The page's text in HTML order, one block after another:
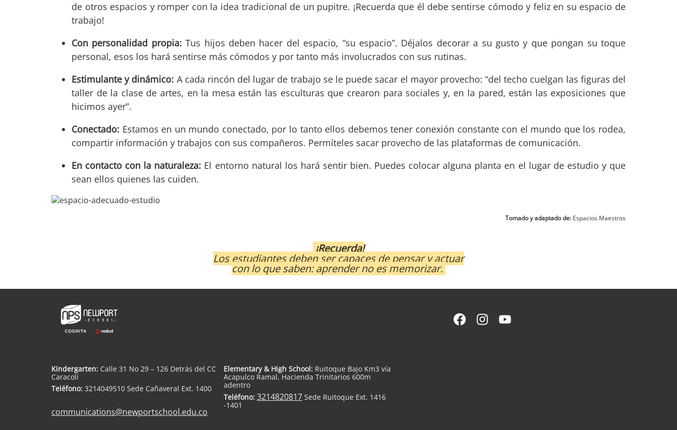
de otros espacios y romper con la idea tradicional de un pupitre. ¡Recuerda que él debe sentirse cómodo y feliz en su espacio de
trabajo!
Con personalidad propia:Tus hijos deben hacer del espacio, “su espacio”. Déjalos decorar a su gusto y que pongan su toque
personal, esos los hará sentirse más cómodos y por tanto más involucrados con sus rutinas.
Estimulante y dinámico: A cada rincón del lugar de trabajo se le puede sacar el mayor provecho: “del techo cuelgan las figuras del
taller de la clase de artes, en la mesa están las esculturas que crearon para sociales y, en la pared, están las exposiciones que
hicimos ayer”.
Conectado: Estamos en un mundo conectado, por lo tanto ellos debemos tener conexión constante con el mundo que los rodea,
compartir información y trabajos con sus compañeros. Permíteles sacar provecho de las plataformas de comunicación.
En contacto con la naturaleza: El entorno natural los hará sentir bien. Puedes colocar alguna planta en el lugar de estudio y que
sean ellos quienes las cuiden.
Tomado y adaptado de: Espacios Maestros
¡Recuerda!
Los estudiantes deben ser capaces de pensar y actuar
con lo que saben: aprender no es memorizar.
Kindergarten: Calle 31 No 29 – 126 Detrás del CC
Caracolí
Teléfono: 3214049510 Sede Cañaveral Ext. 1400
communications@newportschool.edu.co
Elementary & High School: Ruitoque Bajo Km3 vía
Acapulco Ramal, Hacienda Trinitarios 600m
adentro
Teléfono: 3214820817 Sede Ruitoque Ext. 1416
-1401